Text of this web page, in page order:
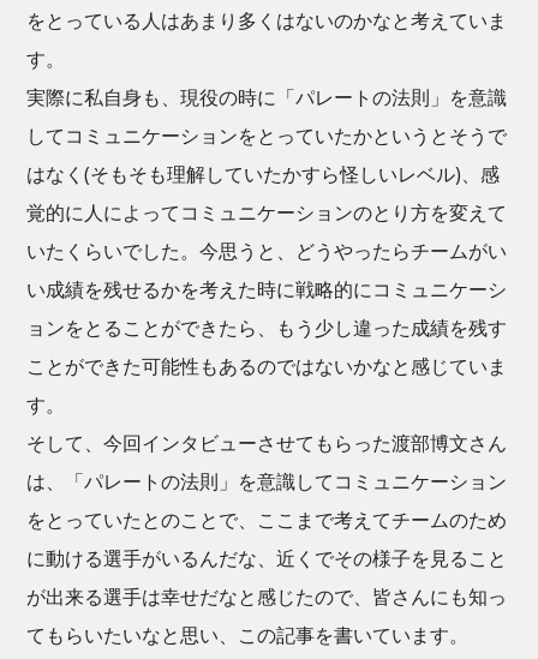
をとっている人はあまり多くはないのかなと考えていま
す。
実際に私自身も、現役の時に「パレートの法則」を意識
してコミュニケーションをとっていたかというとそうで
はなく(そもそも理解していたかすら怪しいレベル)、感
覚的に人によってコミュニケーションのとり方を変えて
いたくらいでした。今思うと、どうやったらチームがい
い成績を残せるかを考えた時に戦略的にコミュニケーシ
ョンをとることができたら、もう少し違った成績を残す
ことができた可能性もあるのではないかなと感じていま
す。
そして、今回インタビューさせてもらった渡部博文さん
は、「パレートの法則」を意識してコミュニケーション
をとっていたとのことで、ここまで考えてチームのため
に動ける選手がいるんだな、近くでその様子を見ること
が出来る選手は幸せだなと感じたので、皆さんにも知っ
てもらいたいなと思い、この記事を書いています。